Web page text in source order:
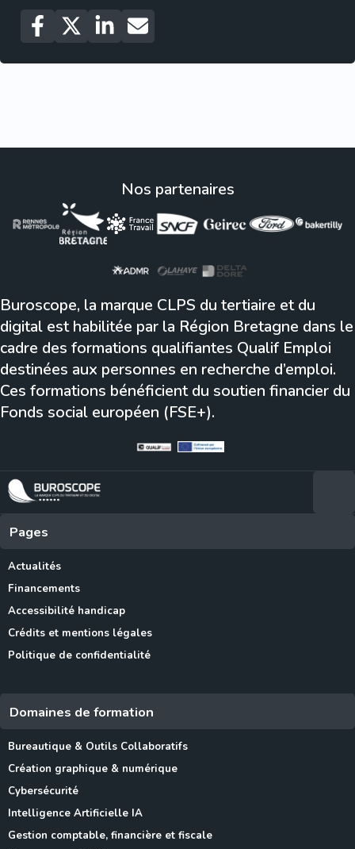
Nos partenaires
Buroscope, la marque CLPS du tertiaire et du
digital est habilitée par la Région Bretagne dans le
cadre des formations qualifiantes Qualif Emploi
destinées aux personnes en recherche d’emploi.
Ces formations bénéficient du soutien financier du
Fonds social européen (FSE+).
Pages
Actualités
Financements
Accessibilité handicap
Crédits et mentions légales
Politique de confidentialité
Domaines de formation
Bureautique & Outils Collaboratifs
Création graphique & numérique
Cybersécurité
Intelligence Artificielle IA
Gestion comptable, financière et fiscale